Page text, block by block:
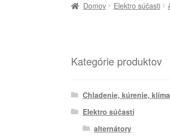
Domov Elektro súčasti
Kategórie produktov
Chladenie, kúrenie, klíma
Elektro súčasti
alternátory